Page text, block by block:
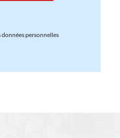
données personnelles